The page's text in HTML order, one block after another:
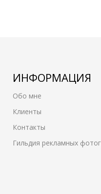
ИНФОРМАЦИЯ
Обо мне
Клиенты
Контакты
Гильдия рекламных